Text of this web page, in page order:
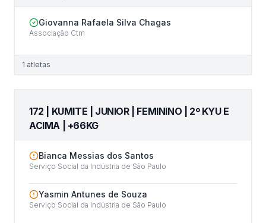
Giovanna Rafaela Silva Chagas
Associação Ctm
1 atletas
172 | KUMITE | JUNIOR | FEMININO | 2º KYU E
ACIMA | +66KG
Bianca Messias dos Santos
Serviço Social da Indústria de São Paulo
Yasmin Antunes de Souza
Serviço Social da Indústria de São Paulo